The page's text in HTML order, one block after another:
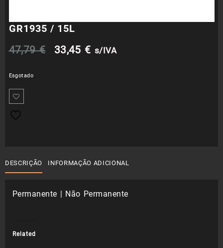
GR1935 / 15L
47,79€
O
33,45 €Os/IVA
Esgotado
DESCRIÇÃO INFORMAÇÃO ADICIONAL
Permanente | Não Permanente
Related